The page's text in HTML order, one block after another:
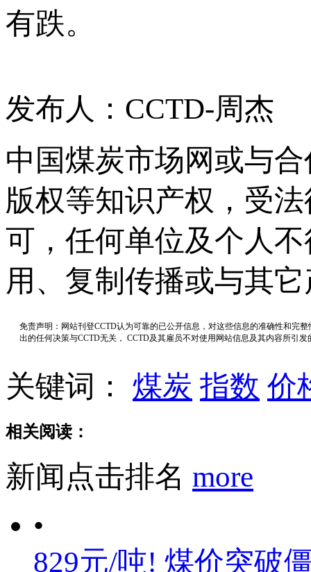
有跌。
发布人：CCTD-周杰
中国煤炭市场网或与
版权等知识产权，受
可，任何单位及个人
用、复制传播或与其
免责声明：网站刊登CCTD认为可靠的已公开信息，对这些信息的准确性和完
出的任何决策与CCTD无关， CCTD及其雇员不对使用网站信息及其内容所引
关键词： 煤炭 指数 价
相关阅读：
新闻点击排名 more
•
829元/吨! 煤价突破